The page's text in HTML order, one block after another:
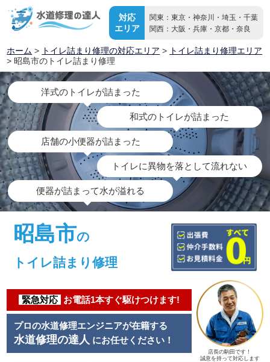
対応
エリア
関東：東京・神奈川・埼玉・千葉
関西：大阪・兵庫・京都・奈良
ホーム > トイレ詰まり修理の対応エリア > トイレ詰まり修理エリア
> 昭島市のトイレ詰まり修理
洋式のトイレが詰まった
和式のトイレが詰まった
店舗の小便器が詰まった
トイレに異物を落として流れない
便器が詰まって水が溢れる
昭島市の
トイレ詰まり修理
緊急対応 お電話1本すぐ駆けつけます!
プロの水道修理エンジニアが在籍する
水道修理の達人 にお任せください！
店長の駒田です！
誠意を持って対応します